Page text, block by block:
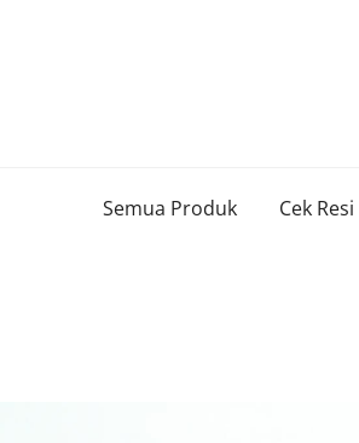
Semua Produk Cek Resi